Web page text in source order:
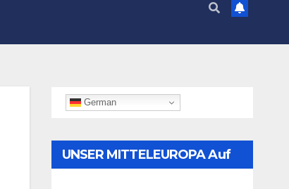
German
UNSER MITTELEUROPA Auf